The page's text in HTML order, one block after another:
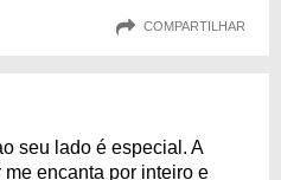
COMPARTILHAR
seu lado é especial. A
encanta por inteiro e